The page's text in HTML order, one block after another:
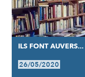
ILS FONT AUVERS...
26/05/2020